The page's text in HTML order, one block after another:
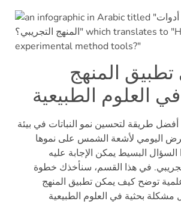
المنهج
العلوم الطبيعية
طريقة لتحسين نمو النباتات في بيئة
اليومي لأشعة الشمس على نموها
البسيط يمكن الإجابة عليه
في هذا القسم، سنأخذك خطوة
توضح كيف يمكن تطبيق المنهج